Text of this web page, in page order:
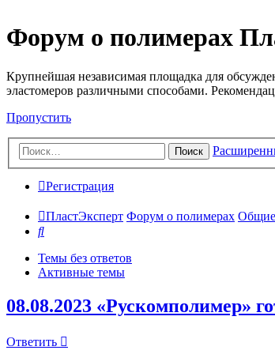
Форум о полимерах
Крупнейшая независимая площадка для
эластомеров различными способами.
Пропустить
Поиск
Регистрация
ПластЭксперт Форум о полимерах
Поиск
Темы без ответов
Активные темы
08.08.2023 «Рускомполимер»
Ответить